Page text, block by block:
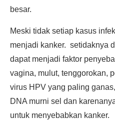
besar.
Meski tidak setiap kasus
menjadi kanker. setidaknya
dapat menjadi faktor
vagina, mulut, tenggorokan,
virus HPV yang paling
DNA murni sel dan
untuk menyebabkan kanker.